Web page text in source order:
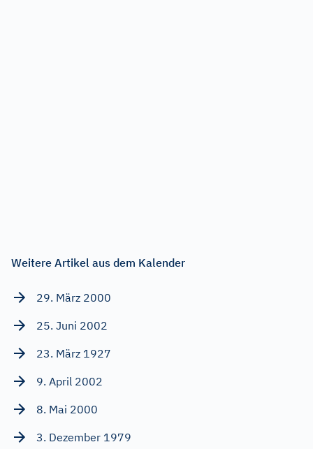
Weitere Artikel aus dem Kalender
29. März 2000
25. Juni 2002
23. März 1927
9. April 2002
8. Mai 2000
3. Dezember 1979